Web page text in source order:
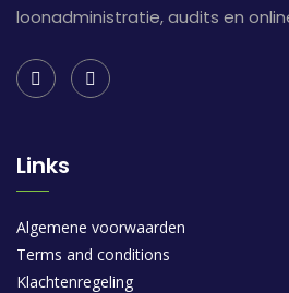
loonadministratie, audits en
Links
Algemene voorwaarden
Terms and conditions
Klachtenregeling